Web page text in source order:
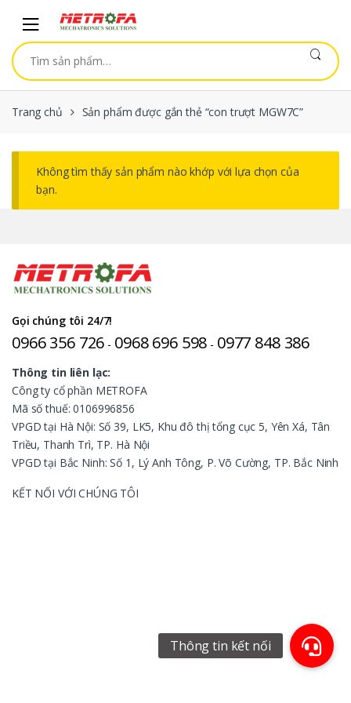
Tìm kiếm:
Trang chủ Sản phẩm được gắn thẻ “con trượt MGW7C”
Không tìm thấy sản phẩm nào khớp với lựa chọn của
bạn.
Gọi chúng tôi 24/7!
0966 356 726 - 0968 696 598 - 0977 848 386
Thông tin liên lạc:
Công ty cổ phần METROFA
Mã số thuế: 0106996856
VPGD tại Hà Nội: Số 39, LK5, Khu đô thị tổng cục 5, Yên Xá, Tân
Triều, Thanh Trì, TP. Hà Nội
VPGD tại Bắc Ninh: Số 1, Lý Anh Tông, P. Võ Cường, TP. Bắc Ninh
KẾT NỐI VỚI CHÚNG TÔI